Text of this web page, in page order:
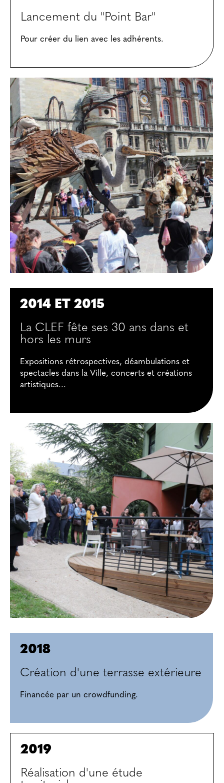
Lancement du "Point Bar"
Pour créer du lien avec les adhérents.
2014 ET 2015
La CLEF fête ses 30 ans dans et
hors les murs
Expositions rétrospectives, déambulations et
spectacles dans la Ville, concerts et créations
artistiques...
2018
Création d'une terrasse extérieure
Financée par un crowdfunding.
2019
Réalisation d'une étude